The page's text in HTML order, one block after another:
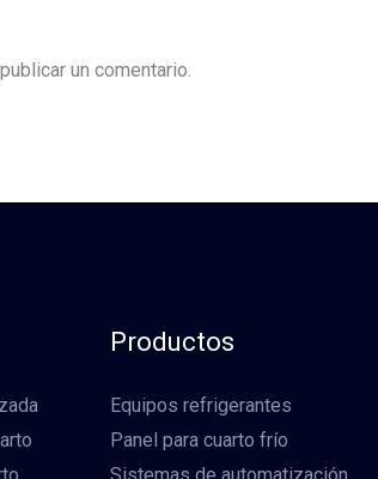
un comentario.
Productos
Equipos refrigerantes
Panel para cuarto frío